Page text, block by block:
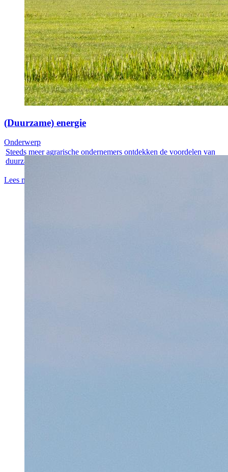
(Duurzame) energie
Steeds meer agrarische ondernemers ontdekken de voordelen van
duurzame...
Lees meer
Onderwerp